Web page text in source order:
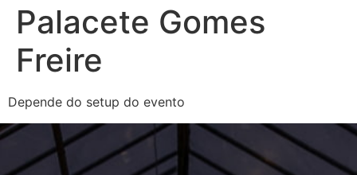
Palacete Gomes
Freire
Depende do setup do evento